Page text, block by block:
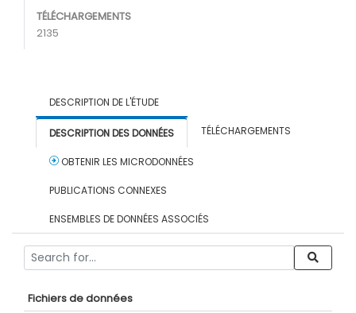
TÉLÉCHARGEMENTS
2135
DESCRIPTION DE L'ÉTUDE
DESCRIPTION DES DONNÉES TÉLÉCHARGEMENTS
OBTENIR LES MICRODONNÉES
PUBLICATIONS CONNEXES
ENSEMBLES DE DONNÉES ASSOCIÉS
Fichiers de données